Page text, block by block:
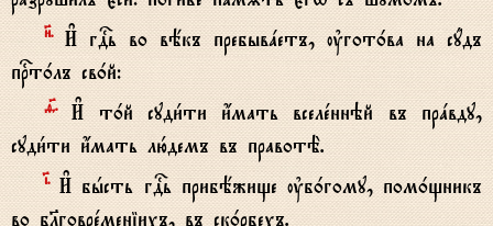
}.И# гDь во вёкъ пребывaетъ, ўгот0ва на сyдъ
пrт0лъ св0й:
f7.И# т0й суди1ти и4мать вселeннэй въ прaвду,
суди1ти и4мать лю1демъ въ правотЁ.
‹.И# бhсть гDь прибёжище ўб0гому, пом0щникъ